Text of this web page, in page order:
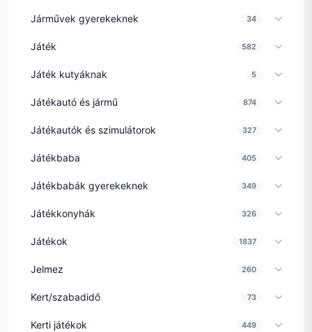
Járművek gyerekeknek 34
Játék 582
Játék kutyáknak 5
Játékautó és jármű 874
Játékautók és szimulátorok 327
Játékbaba 405
Játékbabák gyerekeknek 349
Játékkonyhák 326
Játékok 1837
Jelmez 260
Kert/szabadidő 73
Kerti játékok 449